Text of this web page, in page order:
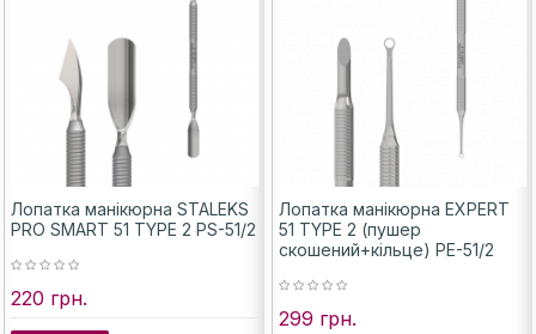
Лопатка манікюрна STALEKS
PRO SMART 51 TYPE 2 PS-51/2
220 грн.
Лопатка манікюрна EXPERT
51 TYPE 2 (пушер
скошений+кільце) PE-51/2
299 грн.